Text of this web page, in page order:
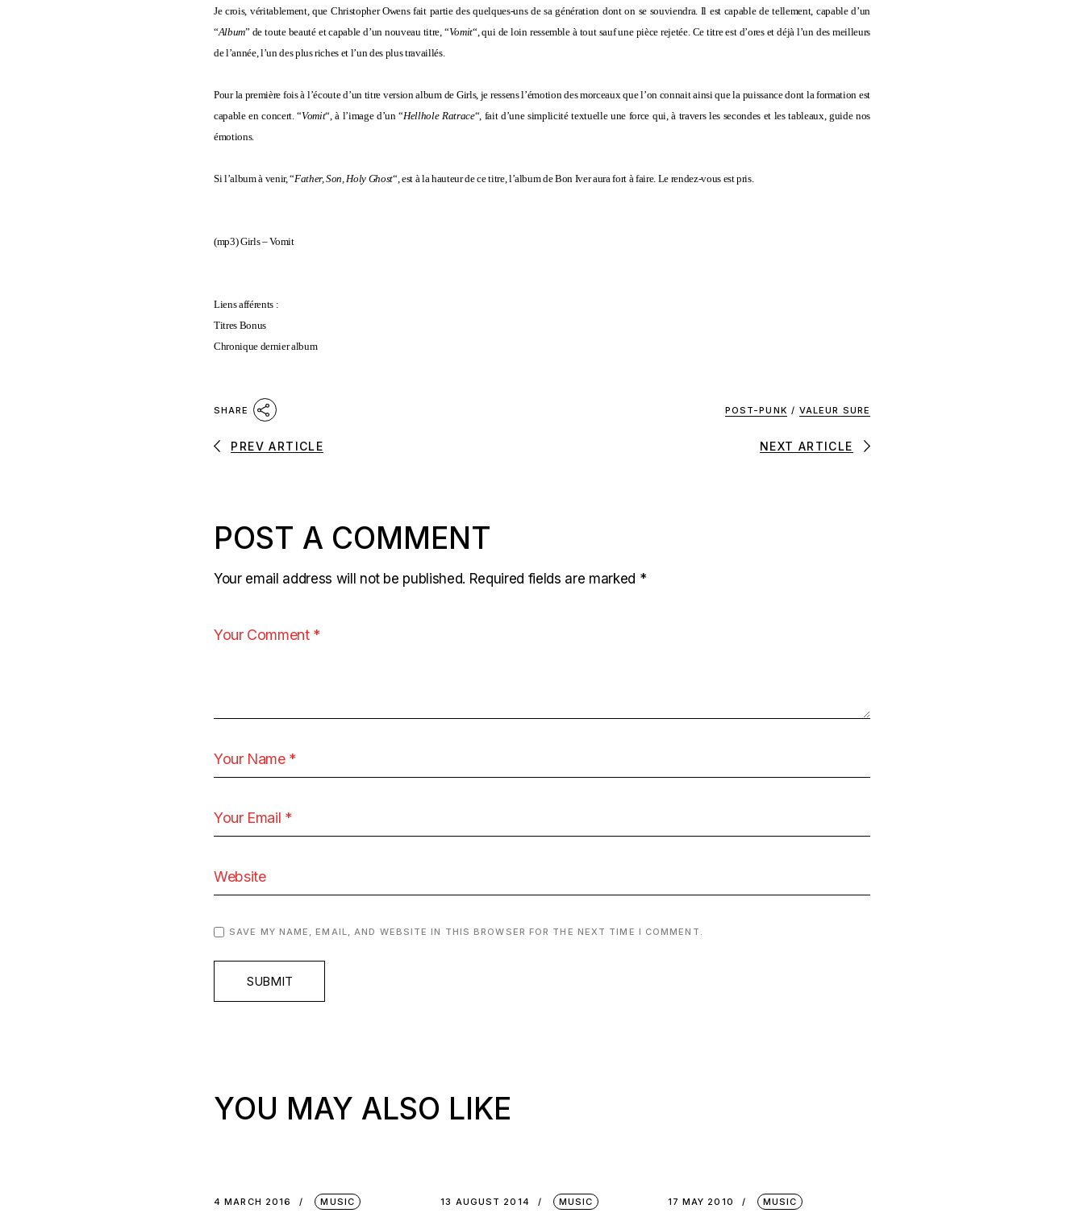
Je crois, véritablement, que Christopher Owens fait partie des quelques-uns de sa génération dont on se souviendra. Il est capable de tellement, capable d’un
“Album” de toute beauté et capable d’un nouveau titre, “Vomit“, qui de loin ressemble à tout sauf une pièce rejetée. Ce titre est d’ores et déjà l’un des meilleurs
de l’année, l’un des plus riches et l’un des plus travaillés.
Pour la première fois à l’écoute d’un titre version album de Girls, je ressens l’émotion des morceaux que l’on connait ainsi que la puissance dont la formation est
capable en concert. “Vomit“, à l’image d’un “Hellhole Ratrace“, fait d’une simplicité textuelle une force qui, à travers les secondes et les tableaux, guide nos
émotions.
Si l’album à venir, “Father, Son, Holy Ghost“, est à la hauteur de ce titre,l’album de Bon Iveraura fort à faire. Lerendez-vous est pris.
(mp3)Girls – Vomit
Liens afférents :
Titres Bonus
Chronique dernier album
SHARE POST-PUNK / VALEUR SURE
PREV ARTICLE NEXT ARTICLE
POST A COMMENT
Your email address will not be published. Required fields are marked *
SAVE MY NAME, EMAIL, AND WEBSITE IN THIS BROWSER FOR THE NEXT TIME I COMMENT.
SUBMIT
YOU MAY ALSO LIKE
4 MARCH 2016 MUSIC 13 AUGUST 2014 MUSIC 17 MAY 2010 MUSIC